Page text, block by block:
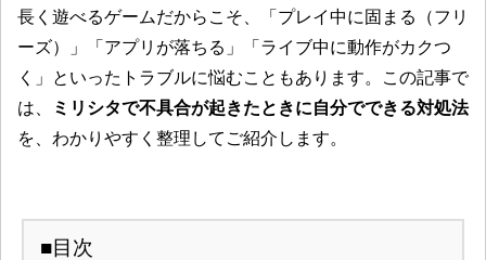
長く遊べるゲームだからこそ、「プレイ中に固まる（フリ
ーズ）」「アプリが落ちる」「ライブ中に動作がカクつ
く」といったトラブルに悩むこともあります。この記事で
は、
ミリシタで不具合が起きたときに自分でできる対処法
を、わかりやすく整理してご紹介します。
■目次